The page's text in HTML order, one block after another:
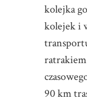
kolejka
kolejek i
90 km